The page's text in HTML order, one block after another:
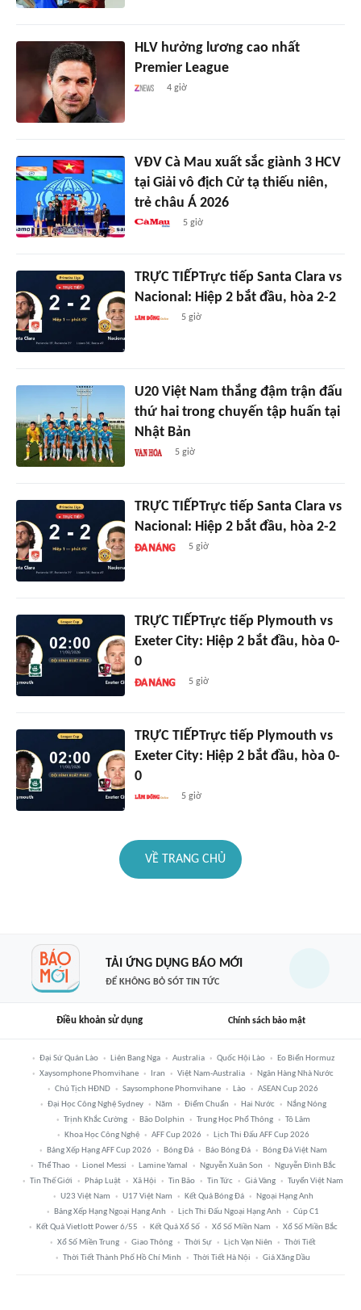
HLV hưởng lương cao nhất
Premier League
4 giờ
VĐV Cà Mau xuất sắc giành 3 HCV
tại Giải vô địch Cử tạ thiếu niên,
trẻ châu Á 2026
5 giờ
TRỰC TIẾPTrực tiếp Santa Clara vs
Nacional: Hiệp 2 bắt đầu, hòa 2-2
5 giờ
U20 Việt Nam thắng đậm trận đấu
thứ hai trong chuyến tập huấn tại
Nhật Bản
5 giờ
TRỰC TIẾPTrực tiếp Santa Clara vs
Nacional: Hiệp 2 bắt đầu, hòa 2-2
5 giờ
TRỰC TIẾPTrực tiếp Plymouth vs
Exeter City: Hiệp 2 bắt đầu, hòa 0-
0
5 giờ
TRỰC TIẾPTrực tiếp Plymouth vs
Exeter City: Hiệp 2 bắt đầu, hòa 0-
0
5 giờ
VỀ TRANG CHỦ
TẢI ỨNG DỤNG BÁO MỚI
ĐỂ KHÔNG BỎ SÓT TIN TỨC
Điều khoản sử dụng Chính sách bảo mật
Đại Sứ Quán Lào Liên Bang Nga Australia Quốc Hội Lào
Eo Biển Hormuz
Xaysomphone Phomvihane
Iran Việt Nam-Australia
Ngân Hàng Nhà Nước
Chủ Tịch HĐND
Saysomphone Phomvihane Lào
ASEAN Cup 2026
Đại Học Công Nghệ Sydney
Năm Điểm Chuẩn Hai Nước
Nắng Nóng
Trịnh Khắc Cường
Bão Dolphin Trung Học Phổ Thông
Tô Lâm
Khoa Học Công Nghệ
AFF Cup 2026
Lịch Thi Đấu AFF Cup 2026
Bảng Xếp Hạng AFF Cup 2026
Bóng Đá Báo Bóng Đá
Bóng Đá Việt Nam
Thể Thao
Lionel Messi Lamine Yamal Nguyễn Xuân Son
Nguyễn Đình Bắc
Tin Thế Giới
Pháp Luật Xã Hội Tin Bão Tin Tức Giá Vàng
Tuyển Việt Nam
U23 Việt Nam
U17 Việt Nam Kết Quả Bóng Đá
Ngoại Hạng Anh
Bảng Xếp Hạng Ngoại Hạng Anh
Lịch Thi Đấu Ngoại Hạng Anh
Cúp C1
Kết Quả Vietlott Power 6/55
Kết Quả Xổ Số Xổ Số Miền Nam
Xổ Số Miền Bắc
Xổ Số Miền Trung
Giao Thông Thời Sự Lịch Vạn Niên
Thời Tiết
Thời Tiết Thành Phố Hồ Chí Minh
Thời Tiết Hà Nội Giá Xăng Dầu